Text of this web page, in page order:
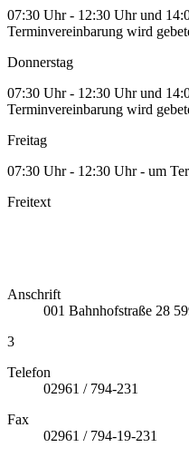
07:30 Uhr - 12:30 Uhr und
Terminvereinbarung wird
Donnerstag
07:30 Uhr - 12:30 Uhr und
Terminvereinbarung wird
Freitag
07:30 Uhr - 12:30 Uhr - um
Freitext
Anschrift
001 Bahnhofstraße 28
3
Telefon
02961 / 794-231
Fax
02961 / 794-19-231